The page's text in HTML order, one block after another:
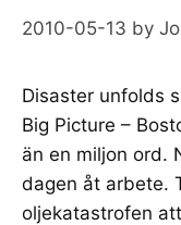
2010-05-13 by
Disaster unfolds
Big Picture –
än en miljon ord.
dagen åt arbete.
oljekatastrofen